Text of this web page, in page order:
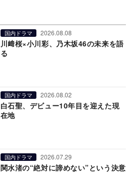
国内ドラマ 2026.08.08
川﨑桜×小川彩、乃木坂46の未来を語
る
国内ドラマ 2026.08.02
白石聖、デビュー10年目を迎えた現
在地
国内ドラマ 2026.07.29
関水渚の“絶対に諦めない”という決意